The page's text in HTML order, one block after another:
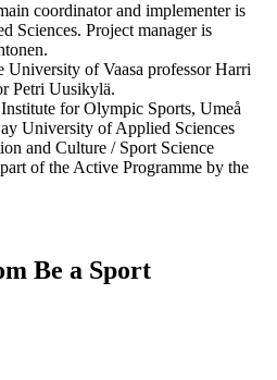
coordinator and implementer is
Sciences. Project manager is
University of Vaasa professor Harri
Petri Uusikylä.
for Olympic Sports, Umeå
University of Applied Sciences
and Culture / Sport Science
of the Active Programme by the
Be a Sport